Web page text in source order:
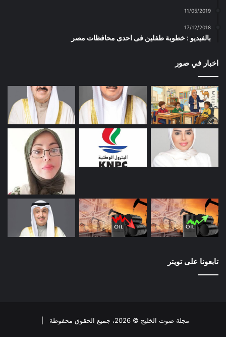
11/05/2019
17/12/2018
بالفيديو : خطوبة طفلين فى احدى محافظات مصر
اخبار في صور
تابعونا على تويتر
مجلة صوت الخليج © 2026، جميع الحقوق محفوظة |